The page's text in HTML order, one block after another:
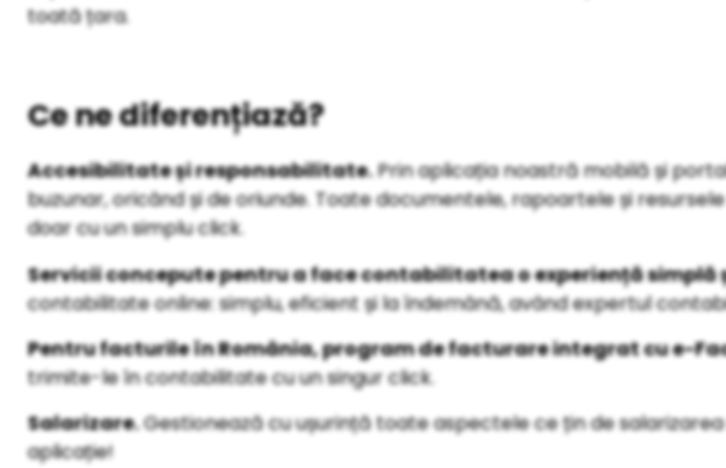
toată țara.
Ce ne diferențiază?
Accesibilitate și responsabilitate.Prin aplicația noastră mobilă și
buzunar, oricând și de oriunde. Toate documentele, rapoartele și
doar cu un simplu click.
Servicii concepute pentru a face contabilitatea o experiență simplă
contabilitate online: simplu, eficient și la îndemână, având expertul
Pentru facturile în România, program de facturare integrat cu e-
trimite-le în contabilitate cu un singur click.
Salarizare.Gestionează cu ușurință toate aspectele ce țin de
aplicație!